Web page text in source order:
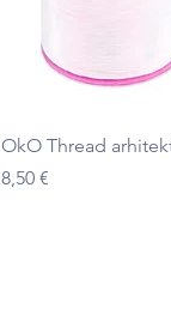
Ātrais
OkO Thread
Cena
8,50 €